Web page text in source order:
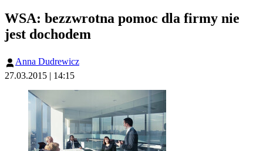
WSA: bezzwrotna pomoc dla firmy nie
jest dochodem
Anna Dudrewicz
27.03.2015 | 14:15